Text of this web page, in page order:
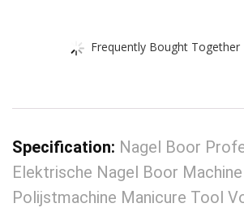
Frequently Bought Together
Specification: Nagel Boor
Elektrische Nagel Boor
Polijstmachine Manicure Tool